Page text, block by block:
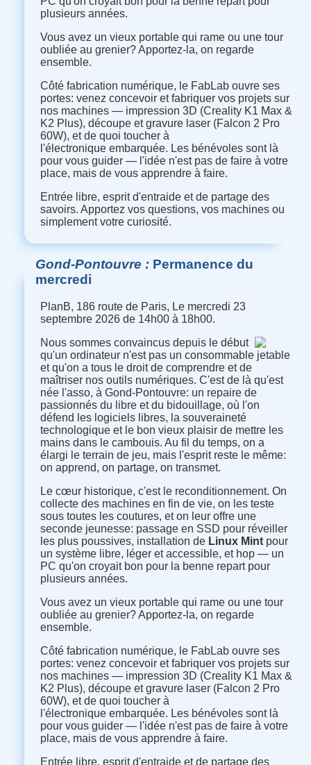
plusieurs années.
Vous avez un vieux portable qui rame ou une tour
oubliée au grenier? Apportez-la, on regarde
ensemble.
Côté fabrication numérique, le FabLab ouvre ses
portes: venez concevoir et fabriquer vos projets sur
nos machines — impression 3D (Creality K1 Max &
K2 Plus), découpe et gravure laser (Falcon 2 Pro
60W), et de quoi toucher à
l'électronique embarquée. Les bénévoles sont là
pour vous guider — l'idée n'est pas de faire à votre
place, mais de vous apprendre à faire.
Entrée libre, esprit d'entraide et de partage des
savoirs. Apportez vos questions, vos machines ou
simplement votre curiosité.
Gond-Pontouvre Permanence du
mercredi
PlanB, 186 route de Paris, Le mercredi 23
septembre 2026 de 14h00 à 18h00.
Nous sommes convaincus depuis le début
qu'un ordinateur n'est pas un consommable jetable
et qu'on a tous le droit de comprendre et de
maîtriser nos outils numériques. C'est de là qu'est
née l'asso, à Gond-Pontouvre: un repaire de
passionnés du libre et du bidouillage, où l'on
défend les logiciels libres, la souveraineté
technologique et le bon vieux plaisir de mettre les
mains dans le cambouis. Au fil du temps, on a
élargi le terrain de jeu, mais l'esprit reste le même:
on apprend, on partage, on transmet.
Le cœur historique, c'est le reconditionnement. On
collecte des machines en fin de vie, on les teste
sous toutes les coutures, et on leur offre une
seconde jeunesse: passage en SSD pour réveiller
les plus poussives, installation de Linux Mintpour
un système libre, léger et accessible, et hop — un
PC qu'on croyait bon pour la benne repart pour
plusieurs années.
Vous avez un vieux portable qui rame ou une tour
oubliée au grenier? Apportez-la, on regarde
ensemble.
Côté fabrication numérique, le FabLab ouvre ses
portes: venez concevoir et fabriquer vos projets sur
nos machines — impression 3D (Creality K1 Max &
K2 Plus), découpe et gravure laser (Falcon 2 Pro
60W), et de quoi toucher à
l'électronique embarquée. Les bénévoles sont là
pour vous guider — l'idée n'est pas de faire à votre
place, mais de vous apprendre à faire.
Entrée libre, esprit d'entraide et de partage des